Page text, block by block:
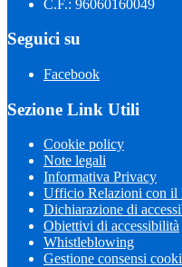
C.F.: 96060160049
Seguici su
Facebook
Sezione Link Utili
Cookie policy
Note legali
Informativa Privacy
Ufficio Relazioni con il
Dichiarazione di
Obiettivi di accessibilità
Whistleblowing
Gestione consensi